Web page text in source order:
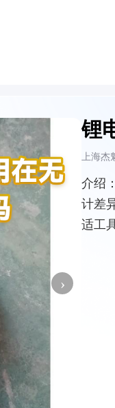
›
锂
上海杰
介绍：
计差
适工